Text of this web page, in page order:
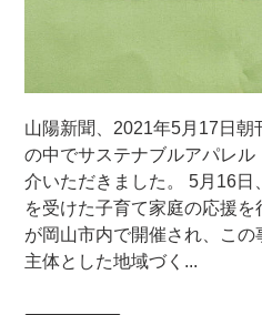
山陽新聞、2021年5月17日朝
の中でサステナブルアパレ
介いただきました。 5月16
を受けた子育て家庭の応援を
が岡山市内で開催され、こ
主体とした地域づく...